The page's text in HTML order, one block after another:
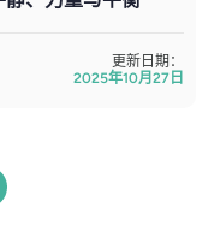
更新日期：
2025年10月27日